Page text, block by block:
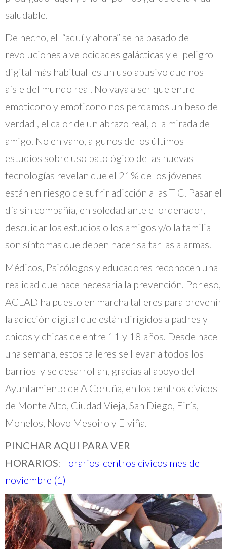
saludable.
De hecho, ell “aquí y ahora” se ha pasado de
revoluciones a velocidades galácticas y el peligro
digital más habitual es un uso abusivo que nos
aísle del mundo real. No vaya a ser que entre
emoticono y emoticono nos perdamos un beso de
verdad , el calor de un abrazo real, o la mirada del
amigo. No en vano, algunos de los últimos
estudios sobre uso patológico de las nuevas
tecnologías revelan que el 21% de los jóvenes
están en riesgo de sufrir adicción a las TIC. Pasar el
día sin compañía, en soledad ante el ordenador,
descuidar los estudios o los amigos y/o la familia
son síntomas que deben hacer saltar las alarmas.
Médicos, Psicólogos y educadores reconocen una
realidad que hace necesaria la prevención. Por eso,
ACLAD ha puesto en marcha talleres para prevenir
la adicción digital que están dirigidos a padres y
chicos y chicas de entre 11 y 18 años. Desde hace
una semana, estos talleres se llevan a todos los
barrios y se desarrollan, gracias al apoyo del
Ayuntamiento de A Coruña, en los centros cívicos
de Monte Alto, Ciudad Vieja, San Diego, Eirís,
Monelos, Novo Mesoiro y Elviña.
PINCHAR AQUI PARA VER
HORARIOS:Horarios-centros cívicos mes de
noviembre (1)